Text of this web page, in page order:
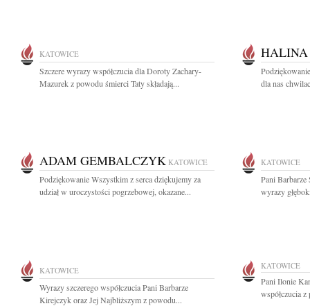
KATOWICE
Szczere wyrazy współczucia dla Doroty Zachary-
Mazurek z powodu śmierci Taty składają...
dla nas
ADAM GEMBALCZYK KATOWICE
Podziękowanie Wszystkim z serca dziękujemy za
udział w uroczystości pogrzebowej, okazane...
KATOWICE
Pani
wyrazy
KATOWICE
Wyrazy szczerego współczucia Pani Barbarze
Kirejczyk oraz Jej Najbliższym z powodu...
KATOWICE
Pani Ilonie
współczucia